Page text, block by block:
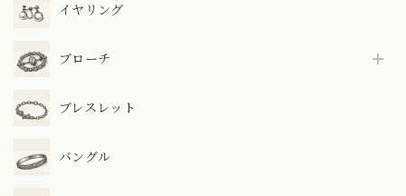
イヤリング
ブローチ
ブレスレット
バングル